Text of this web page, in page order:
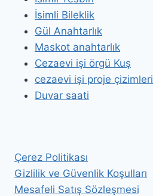
İsimli Bileklik
Gül Anahtarlık
Maskot anahtarlık
Cezaevi işi örgü Kuş
cezaevi işi proje çizimleri
Duvar saati
Çerez Politikası
Gizlilik ve Güvenlik Koşulları
Mesafeli Satış Sözleşmesi